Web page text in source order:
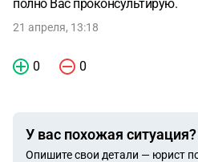
полно Вас проконсультирую.
21 апреля, 13:18
0 0
У вас похожая ситуация?
Опишите свои детали — юрист